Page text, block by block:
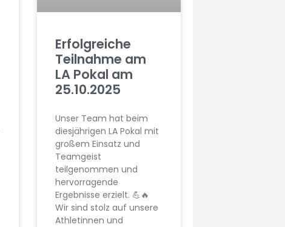
Erfolgreiche
Teilnahme am
LA Pokal am
25.10.2025
Unser Team hat beim
diesjährigen LA Pokal mit
großem Einsatz und
Teamgeist
teilgenommen und
hervorragende
Ergebnisse erzielt. 💪🔥
Wir sind stolz auf unsere
Athletinnen und